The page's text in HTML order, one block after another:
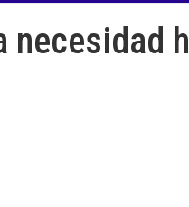
necesidad